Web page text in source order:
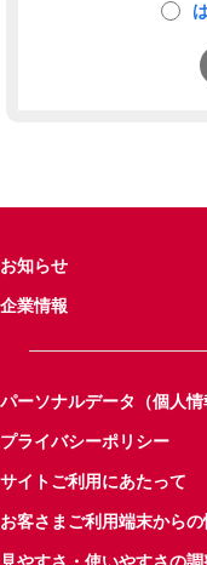
お知らせ
企業情報
パーソナルデータ（個人
プライバシーポリシー
サイトご利用にあたって
お客さまご利用端末から